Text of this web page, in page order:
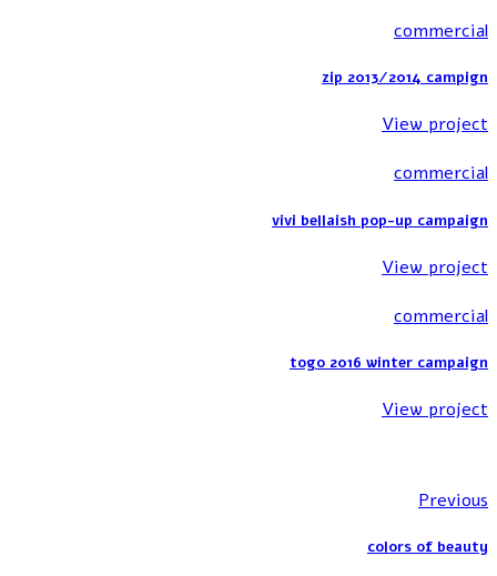
commercial
zip 2013/2014 campign
View project
commercial
vivi bellaish pop-up campaign
View project
commercial
togo 2016 winter campaign
View project
Previous
colors of beauty